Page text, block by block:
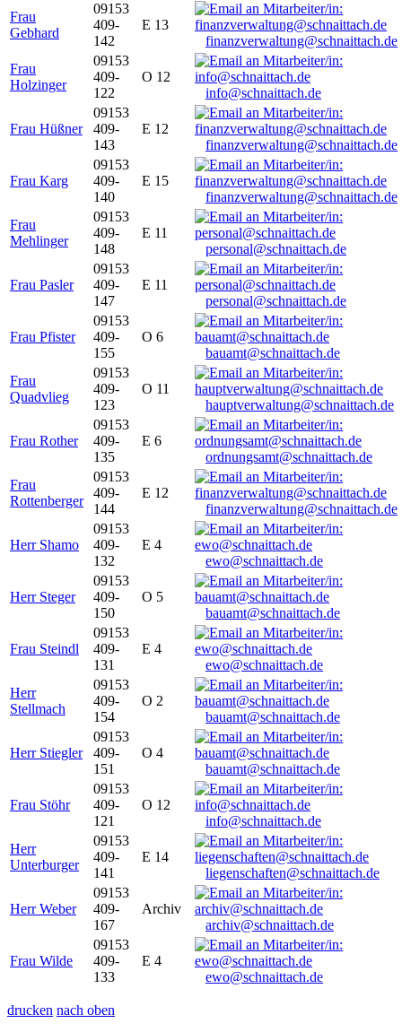
Frau
Gebhard
09153
409-
142
E 13
finanzverwaltung@schnaittach.de
Frau
Holzinger
09153
409-
122
O 12
info@schnaittach.de
Frau Hüßner
09153
409-
143
E 12
finanzverwaltung@schnaittach.de
Frau Karg
09153
409-
140
E 15
finanzverwaltung@schnaittach.de
Frau
Mehlinger
09153
409-
148
E 11
personal@schnaittach.de
Frau Pasler
09153
409-
147
E 11
personal@schnaittach.de
Frau Pfister
09153
409-
155
O 6
bauamt@schnaittach.de
Frau
Quadvlieg
09153
409-
123
O 11
hauptverwaltung@schnaittach.de
Frau Rother
09153
409-
135
E 6
ordnungsamt@schnaittach.de
Frau
Rottenberger
09153
409-
144
E 12
finanzverwaltung@schnaittach.de
Herr Shamo
09153
409-
132
E 4
ewo@schnaittach.de
Herr Steger
09153
409-
150
O 5
bauamt@schnaittach.de
Frau Steindl
09153
409-
131
E 4
ewo@schnaittach.de
Herr
Stellmach
09153
409-
154
O 2
bauamt@schnaittach.de
Herr Stiegler
09153
409-
151
O 4
bauamt@schnaittach.de
Frau Stöhr
09153
409-
121
O 12
info@schnaittach.de
Herr
Unterburger
09153
409-
141
E 14
liegenschaften@schnaittach.de
Herr Weber
09153
409-
167
Archiv
archiv@schnaittach.de
Frau Wilde
09153
409-
133
E 4
ewo@schnaittach.de
drucken nach oben